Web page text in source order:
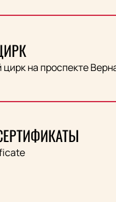
на проспекте